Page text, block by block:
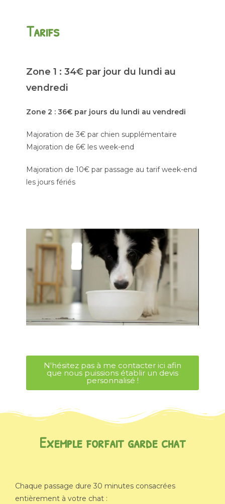
Tarifs
Zone 1 : 34€ par jour du lundi au
vendredi
Zone 2 : 36€ par jours du lundi au vendredi
Majoration de 3€ par chien supplémentaire
Majoration de 6€ les week-end
Majoration de 10€ par passage au tarif week-end
les jours fériés
N'hésitez pas à me contacter ici afin
que nous puissions établir un devis
personnalisé !
Exemple forfait garde chat
Chaque passage dure 30 minutes consacrées
entièrement à votre chat :